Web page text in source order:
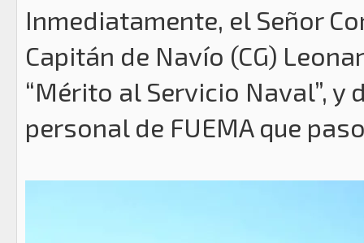
Inmediatamente, el Señor
Capitán de Navío (CG)
“Mérito al Servicio Naval”,
personal de FUEMA que